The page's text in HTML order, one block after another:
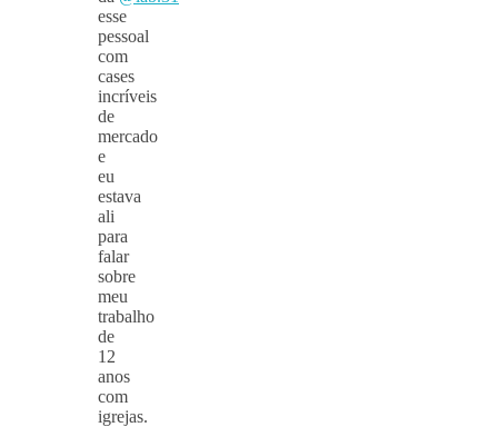
esse
pessoal
com
cases
incríveis
de
mercado
e
eu
estava
ali
para
falar
sobre
meu
trabalho
de
12
anos
com
igrejas.